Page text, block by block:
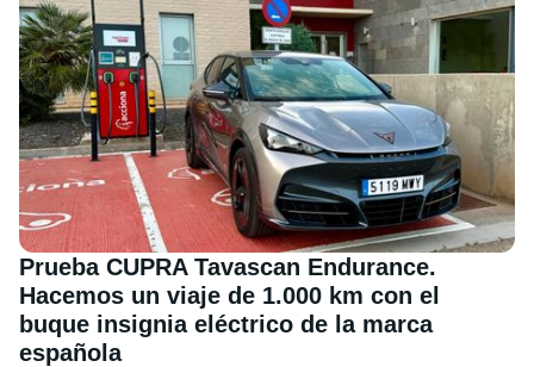
Prueba CUPRA Tavascan Endurance.
Hacemos un viaje de 1.000 km con el
buque insignia eléctrico de la marca
española